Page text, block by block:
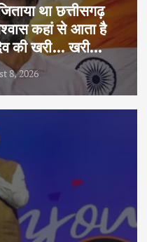
था छत्तीसगढ़
कहां से आता है
की खरी… खरी…
8, 2026